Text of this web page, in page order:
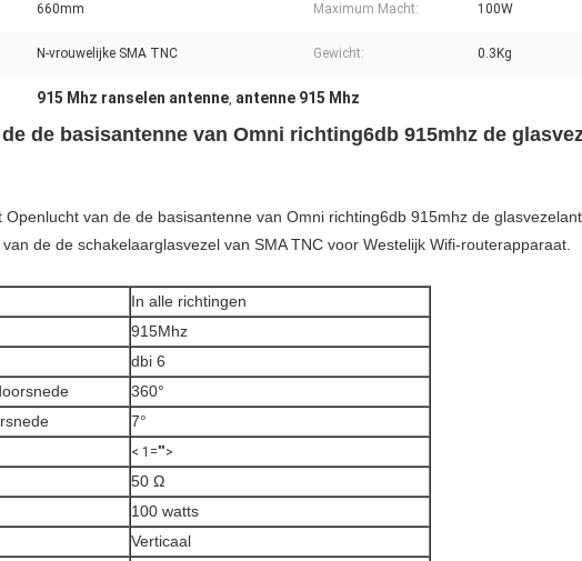
660mm Maximum Macht: 100W
N-vrouwelijke SMA TNC Gewicht: 0.3Kg
915 Mhz ranselen antenne, antenne 915 Mhz
de basisantenne van Omni richting6db 915mhz de
Openlucht van de de basisantenne van Omni richting6db 915mhz de
de de schakelaarglasvezel van SMA TNC voor Westelijk Wifi-routerapparaat.
In alle richtingen
915Mhz
dbi 6
360°
7°
< 1="">
50 Ω
100 watts
Verticaal